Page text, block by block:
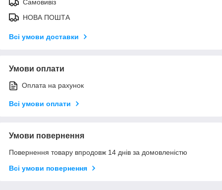
Самовивіз
НОВА ПОШТА
Всі умови доставки
Умови оплати
Оплата на рахунок
Всі умови оплати
Умови повернення
Повернення товару впродовж 14 днів за домовленістю
Всі умови повернення